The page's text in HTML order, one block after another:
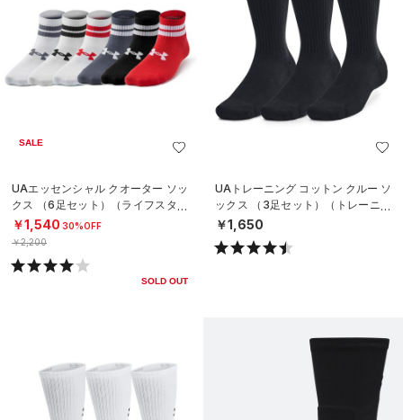
SALE
UAエッセンシャル クオーター ソッ
クス （6足セット）（ライフスタイ
ル/KIDS）
￥1,540 30%OFF
￥2,200
SOLD OUT
UAトレーニング コットン クルー ソ
ックス （3足セット）（トレーニン
グ/UNISEX）
￥1,650